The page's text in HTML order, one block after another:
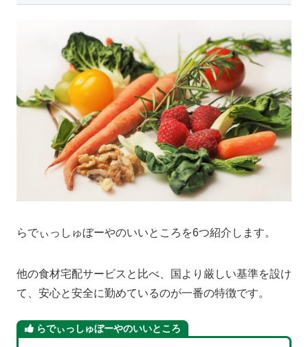
らでぃっしゅぼーやのいいところを6つ紹介します。
他の食材宅配サービスと比べ、国より厳しい基準を設け
て、安心と安全に勤めているのが一番の特徴です。
らでぃっしゅぼーやのいいところ